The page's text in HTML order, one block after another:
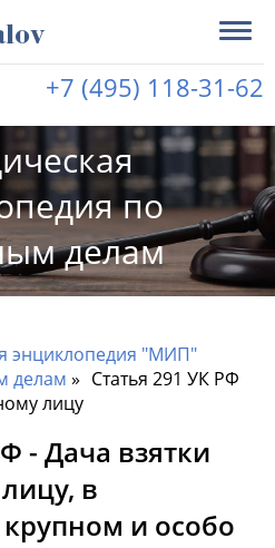
+7 (495) 118-31-62
по
делам
энциклопедия "МИП"
делам
Статья 291 УК РФ
лицу
- Дача взятки
в
и особо